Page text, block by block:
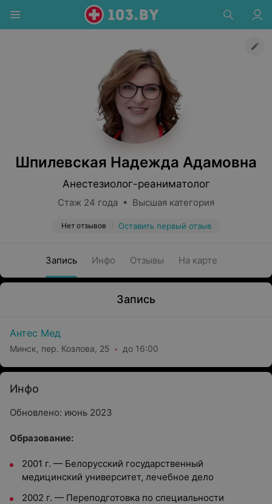
Шпилевская Надежда Адамовна
Анестезиолог-реаниматолог
Стаж 24 года • Высшая категория
Нет отзывов Оставить первый отзыв
Запись Инфо Отзывы На карте
Запись
Антес Мед
Минск, пер. Козлова, 25 до 16:00
Инфо
Обновлено: июнь 2023
Образование:
2001 г. — Белорусский государственный
медицинский университет, лечебное дело
2002 г. — Переподготовка по специальности